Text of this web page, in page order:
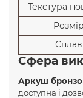
Текстура
Розмір
Сплав
Сфера
Аркуш
доступна і